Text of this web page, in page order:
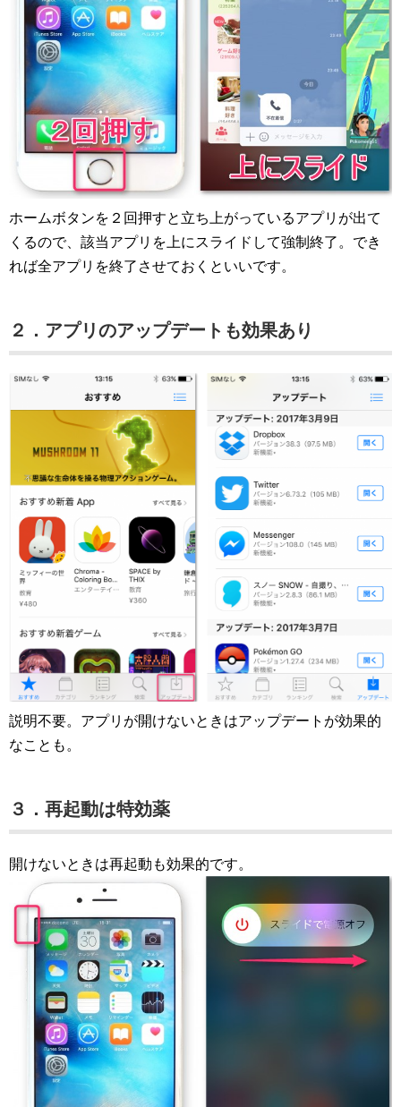
ホームボタンを２回押すと立ち上がっているアプリが出て
くるので、該当アプリを上にスライドして強制終了。でき
れば全アプリを終了させておくといいです。
２．アプリのアップデートも効果あり
説明不要。アプリが開けないときはアップデートが効果的
なことも。
３．再起動は特効薬
開けないときは再起動も効果的です。